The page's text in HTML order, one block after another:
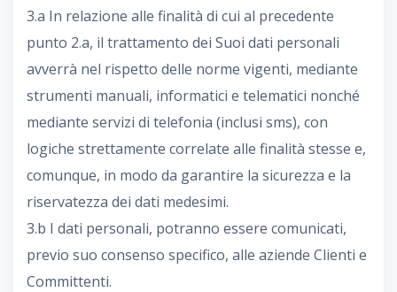
3.a In relazione alle finalità di cui al precedente
punto 2.a, il trattamento dei Suoi dati personali
avverrà nel rispetto delle norme vigenti, mediante
strumenti manuali, informatici e telematici nonché
mediante servizi di telefonia (inclusi sms), con
logiche strettamente correlate alle finalità stesse e,
comunque, in modo da garantire la sicurezza e la
riservatezza dei dati medesimi.
3.b I dati personali, potranno essere comunicati,
previo suo consenso specifico, alle aziende Clienti e
Committenti.